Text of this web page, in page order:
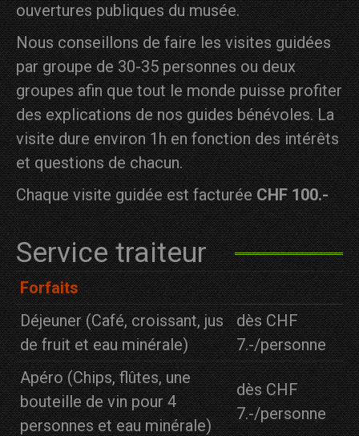
ouvertures publiques du musée.
Nous conseillons de faire les visites guidées
par groupe de 30-35 personnes ou deux
groupes afin que tout le monde puisse profiter
des explications de nos guides bénévoles. La
visite dure environ 1h en fonction des intérêts
et questions de chacun.
Chaque visite guidée est facturéeCHF 100.-
Service traiteur
Forfaits
Déjeuner (Café, croissant, jus
de fruit et eau minérale)
dès CHF
7.-/personne
Apéro (Chips, flûtes, une
bouteille de vin pour 4
personnes et eau minérale)
dès CHF
7.-/personne